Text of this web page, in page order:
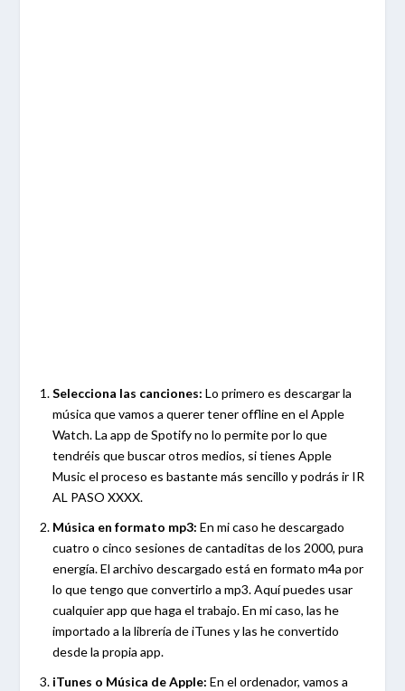
Selecciona las canciones: Lo primero es descargar la
música que vamos a querer tener offline en el Apple
Watch. La app de Spotify no lo permite por lo que
tendréis que buscar otros medios, si tienes Apple
Music el proceso es bastante más sencillo y podrás ir IR
AL PASO XXXX.
Música en formato mp3: En mi caso he descargado
cuatro o cinco sesiones de cantaditas de los 2000, pura
energía. El archivo descargado está en formato m4a por
lo que tengo que convertirlo a mp3. Aquí puedes usar
cualquier app que haga el trabajo. En mi caso, las he
importado a la librería de iTunes y las he convertido
desde la propia app.
iTunes o Música de Apple: En el ordenador, vamos a